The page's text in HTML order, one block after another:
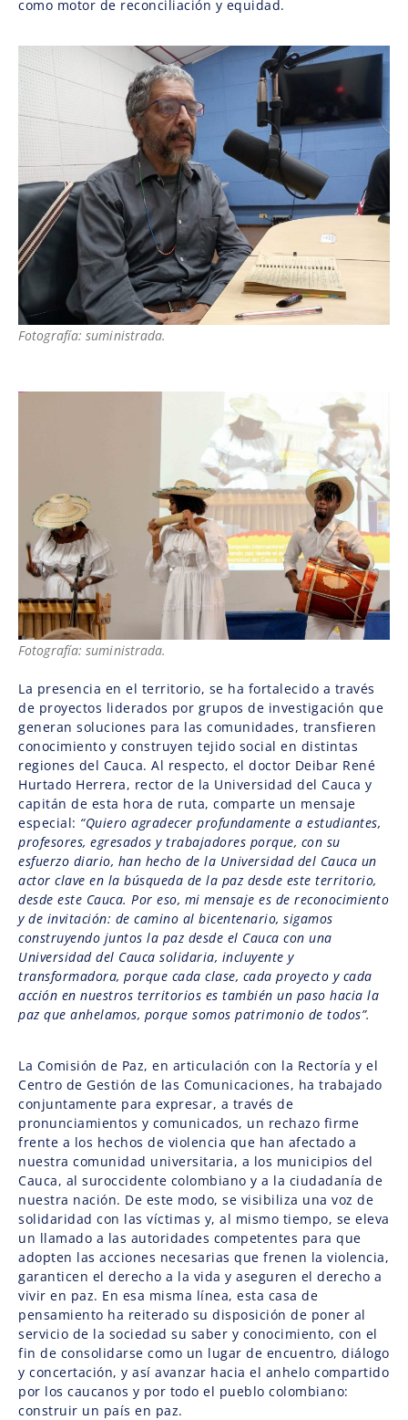
como motor de reconciliación y equidad.
Fotografía: suministrada.
Fotografía: suministrada.
La presencia en el territorio, se ha fortalecido a través
de proyectos liderados por grupos de investigación que
generan soluciones para las comunidades, transfieren
conocimiento y construyen tejido social en distintas
regiones del Cauca. Al respecto, el doctor Deibar René
Hurtado Herrera, rector de la Universidad del Cauca y
capitán de esta hora de ruta, comparte un mensaje
especial: “Quiero agradecer profundamente a estudiantes,
profesores, egresados y trabajadores porque, con su
esfuerzo diario, han hecho de la Universidad del Cauca un
actor clave en la búsqueda de la paz desde este territorio,
desde este Cauca. Por eso, mi mensaje es de reconocimiento
y de invitación: de camino al bicentenario, sigamos
construyendo juntos la paz desde el Cauca con una
Universidad del Cauca solidaria, incluyente y
transformadora, porque cada clase, cada proyecto y cada
acción en nuestros territorios es también un paso hacia la
paz que anhelamos, porque somos patrimonio de todos”.
La Comisión de Paz, en articulación con la Rectoría y el
Centro de Gestión de las Comunicaciones, ha trabajado
conjuntamente para expresar, a través de
pronunciamientos y comunicados, un rechazo firme
frente a los hechos de violencia que han afectado a
nuestra comunidad universitaria, a los municipios del
Cauca, al suroccidente colombiano y a la ciudadanía de
nuestra nación. De este modo, se visibiliza una voz de
solidaridad con las víctimas y, al mismo tiempo, se eleva
un llamado a las autoridades competentes para que
adopten las acciones necesarias que frenen la violencia,
garanticen el derecho a la vida y aseguren el derecho a
vivir en paz. En esa misma línea, esta casa de
pensamiento ha reiterado su disposición de poner al
servicio de la sociedad su saber y conocimiento, con el
fin de consolidarse como un lugar de encuentro, diálogo
y concertación, y así avanzar hacia el anhelo compartido
por los caucanos y por todo el pueblo colombiano:
construir un país en paz.